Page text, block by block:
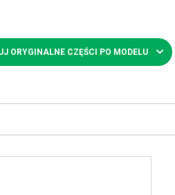
ORYGINALNE CZĘŚCI PO MODELU